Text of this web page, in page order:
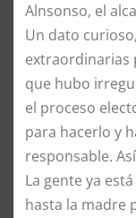
Alnsonso, el
Un dato
extraordinarias
que hubo
el proceso
para hacerlo y
responsable.
La gente ya
hasta la madre